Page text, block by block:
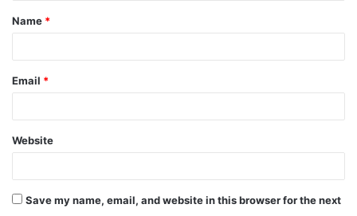
Name *
Email *
Website
Save my name, email, and website in this browser for the next